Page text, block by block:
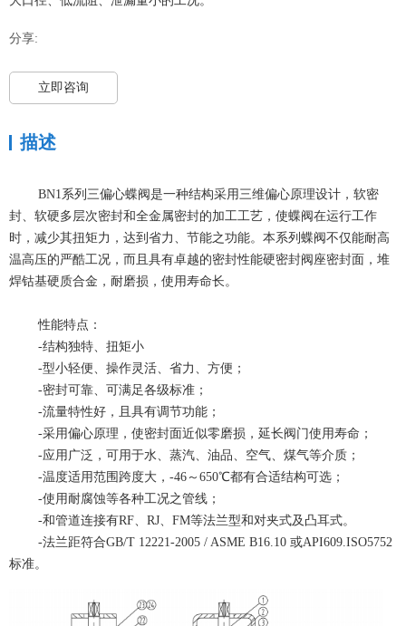
分享:
立即咨询
描述
BN1系列三偏心蝶阀是一种结构采用三维偏心原理设计，软密
封、软硬多层次密封和全金属密封的加工工艺，使蝶阀在运行工作
时，减少其扭矩力，达到省力、节能之功能。本系列蝶阀不仅能耐高
温高压的严酷工况，而且具有卓越的密封性能硬密封阀座密封面，堆
焊钴基硬质合金，耐磨损，使用寿命长。
性能特点：
-结构独特、扭矩小
-型小轻便、操作灵活、省力、方便；
-密封可靠、可满足各级标准；
-流量特性好，且具有调节功能；
-采用偏心原理，使密封面近似零磨损，延长阀门使用寿命；
-应用广泛，可用于水、蒸汽、油品、空气、煤气等介质；
-温度适用范围跨度大，-46～650℃都有合适结构可选；
-使用耐腐蚀等各种工况之管线；
-和管道连接有RF、RJ、FM等法兰型和对夹式及凸耳式。
-法兰距符合GB/T 12221-2005 / ASME B16.10 或API609.ISO5752
标准。